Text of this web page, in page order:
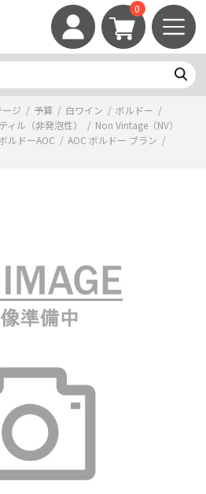
0
ジ / 予算 / 白ワイン / ボルドー /
ィル（非発泡性） / Non Vintage（NV）
ルドーAOC / AOC ボルドー ブラン /